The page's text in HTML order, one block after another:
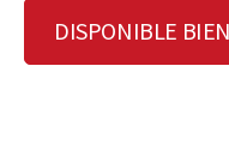
DISPONIBLE